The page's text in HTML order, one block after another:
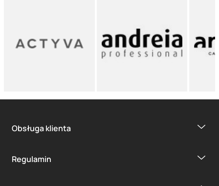
Obsługa klienta
Regulamin